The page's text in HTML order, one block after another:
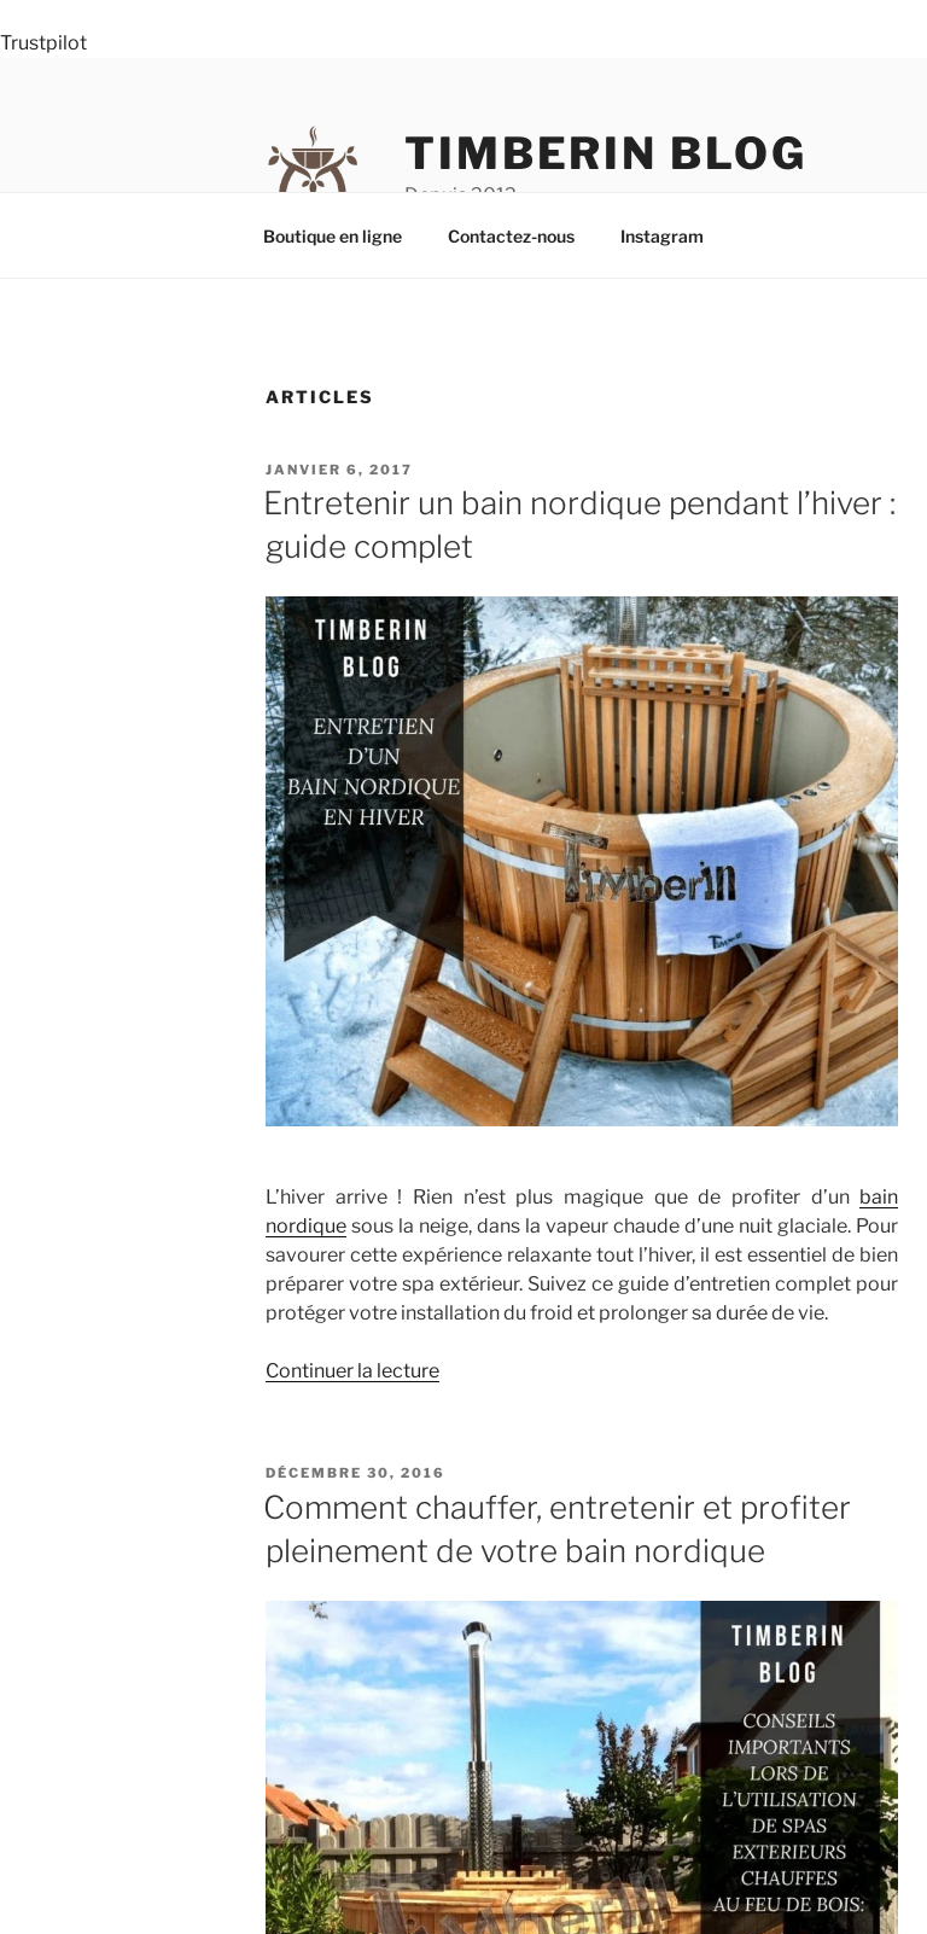
Trustpilot
TIMBERIN BLOG
Depuis 2012
Boutique en ligne Contactez-nous Instagram
ARTICLES
PUBLIÉ
LE
JANVIER 6, 2017
Entretenir un bain nordique pendant l’hiver :
guide complet
L’hiver arrive ! Rien n’est plus magique que de profiter d’un bain
nordique sous la neige, dans la vapeur chaude d’une nuit glaciale. Pour
savourer cette expérience relaxante tout l’hiver, il est essentiel de bien
préparer votre spa extérieur. Suivez ce guide d’entretien complet pour
protéger votre installation du froid et prolonger sa durée de vie.
Continuer la lecturede
pendant
l’hiver
guide
complet »
PUBLIÉ
LE
DÉCEMBRE 30, 2016
Comment chauffer, entretenir et profiter
pleinement de votre bain nordique